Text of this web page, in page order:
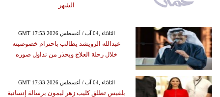
الشهر
GMT 17:53 2026 الثلاثاء ,04 آب / أغسطس
عبدالله الرويشد يطالب باحترام خصوصيته
خلال رحلة العلاج ويحذر من تداول صوره
GMT 17:33 2026 الثلاثاء ,04 آب / أغسطس
بلقيس تطلق كليب زهر ليمون برسالة إنسانية